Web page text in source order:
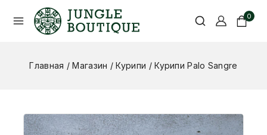
0
Главная / Магазин / Курипи / Курипи Palo Sangre